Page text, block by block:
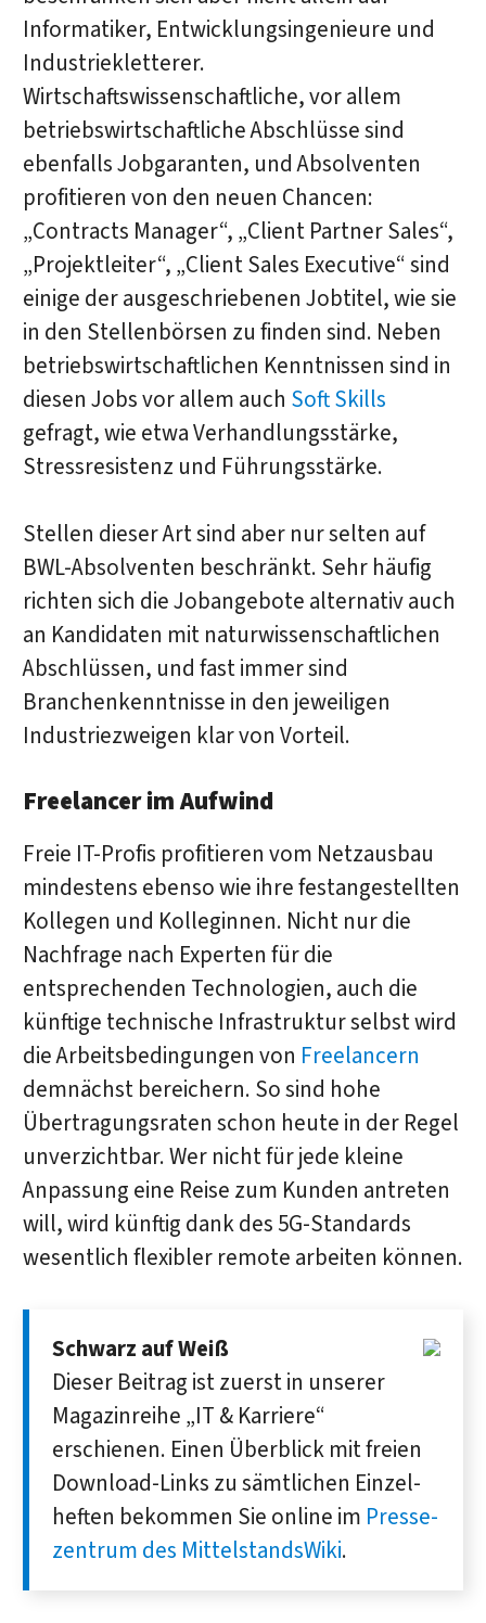
Informatiker, Entwicklungsingenieure und
Industriekletterer.
Wirtschaftswissenschaftliche, vor allem
betriebswirtschaftliche Abschlüsse sind
ebenfalls Jobgaranten, und Absolventen
profitieren von den neuen Chancen:
„Contracts Manager“, „Client Partner Sales“,
„Projektleiter“, „Client Sales Executive“ sind
einige der ausgeschriebenen Jobtitel, wie sie
in den Stellenbörsen zu finden sind. Neben
betriebswirtschaftlichen Kenntnissen sind in
diesen Jobs vor allem auch Soft Skills
gefragt, wie etwa Verhandlungsstärke,
Stressresistenz und Führungsstärke.
Stellen dieser Art sind aber nur selten auf
BWL-Absolventen beschränkt. Sehr häufig
richten sich die Jobangebote alternativ auch
an Kandidaten mit naturwissenschaftlichen
Abschlüssen, und fast immer sind
Branchenkenntnisse in den jeweiligen
Industriezweigen klar von Vorteil.
Freelancer im Aufwind
Freie IT-Profis profitieren vom Netzausbau
mindestens ebenso wie ihre festangestellten
Kollegen und Kolleginnen. Nicht nur die
Nachfrage nach Experten für die
entsprechenden Technologien, auch die
künftige technische Infrastruktur selbst wird
die Arbeitsbedingungen von Freelancern
demnächst bereichern. So sind hohe
Übertragungsraten schon heute in der Regel
unverzichtbar. Wer nicht für jede kleine
Anpassung eine Reise zum Kunden antreten
will, wird künftig dank des 5G-Standards
wesentlich flexibler remote arbeiten können.
Schwarz auf Weiß
Dieser Beitrag ist zuerst in unserer
Magazin­reihe „IT & Karriere“
erschienen. Einen Über­blick mit freien
Down­load-Links zu sämt­lichen Einzel­
heften be­kommen Sie online im Presse­
zentrum des MittelstandsWiki.